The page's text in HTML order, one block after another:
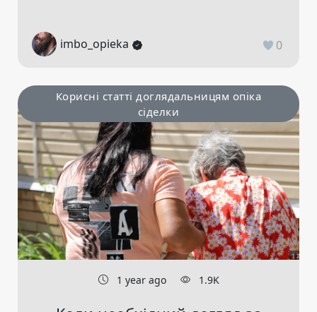
imbo_opieka 0
Корисні статті доглядальницям опіка
сіделки
1 year ago 1.9K